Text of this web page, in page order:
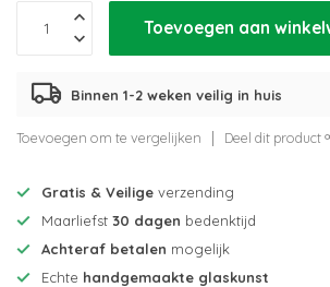
Toevoegen aan
Binnen 1-2 weken veilig in huis
Toevoegen om te vergelijken Deel dit product
Gratis & Veilige verzending
Maarliefst 30 dagen bedenktijd
Achteraf betalen mogelijk
Echte handgemaakte glaskunst